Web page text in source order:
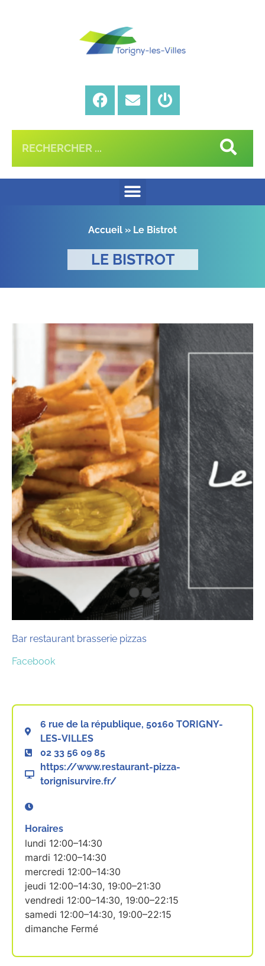
Accueil » Le Bistrot
LE BISTROT
Bar restaurant brasserie pizzas
Facebook
6 rue de la république, 50160 TORIGNY-
LES-VILLES
02 33 56 09 85
https://www.restaurant-pizza-
torignisurvire.fr/
Horaires
lundi 12:00–14:30
mardi 12:00–14:30
mercredi 12:00–14:30
jeudi 12:00–14:30, 19:00–21:30
vendredi 12:00–14:30, 19:00–22:15
samedi 12:00–14:30, 19:00–22:15
dimanche Fermé